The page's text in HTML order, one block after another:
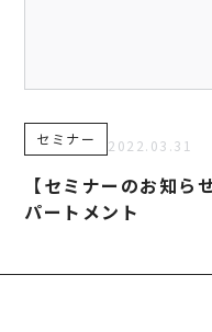
建築・不動産事業
環境リサイクル事業
セミナー 2022.03.31
【セミナーのお知
パートメント